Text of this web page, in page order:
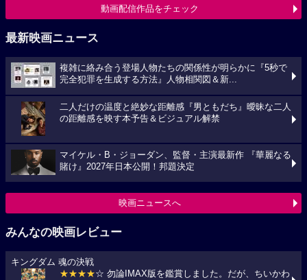
動画配信作品をチェック
最新映画ニュース
複雑に絡み合う登場人物たちの関係性が明らかに『5秒で
完全犯罪を生成する方法』人物相関図＆新...
二人だけの温度と絶妙な距離感『男ともだち』曖昧な二人
の距離感を映す本予告＆ビジュアル解禁
マイケル・B・ジョーダン、監督・主演最新作 『華麗なる
賭け』2027年日本公開！邦題決定
映画ニュースへ
みんなの映画レビュー
キングダム 魂の決戦
★★★★☆ 勿論IMAX版を鑑賞しました。だが、ちいかわ